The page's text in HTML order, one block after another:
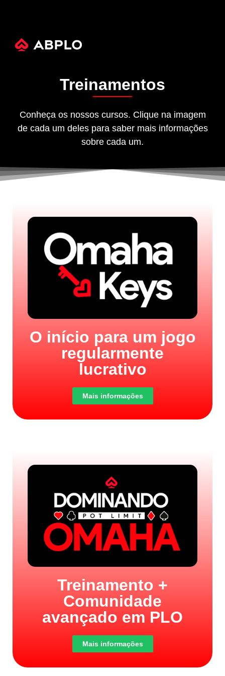
Treinamentos
Conheça os nossos cursos. Clique na imagem
de cada um deles para saber mais informações
sobre cada um.
O início para um jogo
regularmente
lucrativo
Mais informações
Treinamento +
Comunidade
avançado em PLO
Mais informações